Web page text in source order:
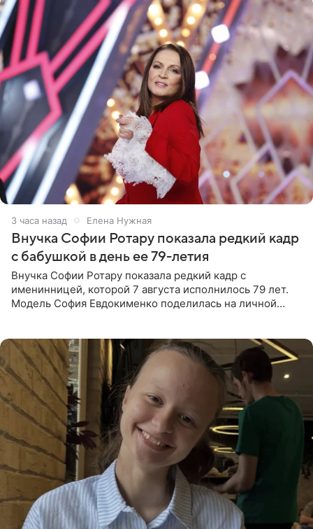
3 часа назад Елена Нужная
Внучка Софии Ротару показала редкий кадр
с бабушкой в день ее 79-летия
Внучка Софии Ротару показала редкий кадр с
именинницей, которой 7 августа исполнилось 79 лет.
Модель София Евдокименко поделилась на личной